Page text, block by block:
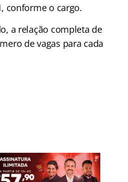
, conforme o cargo.
a relação completa de
de vagas para cada